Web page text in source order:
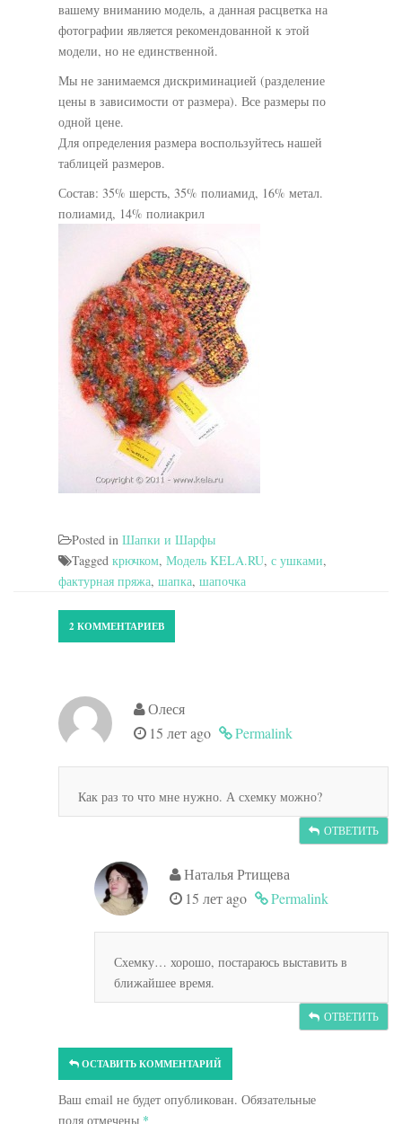
вашему вниманию модель, а данная расцветка на
фотографии является рекомендованной к этой
модели, но не единственной.
Мы не занимаемся дискриминацией (разделение
цены в зависимости от размера). Все размеры по
одной цене.
Для определения размера воспользуйтесь нашей
таблицей размеров.
Состав: 35% шерсть, 35% полиамид, 16% метал.
полиамид, 14% полиакрил
Posted in Шапки и Шарфы
Tagged крючком, Модель KELA.RU, с ушками,
фактурная пряжа, шапка, шапочка
2 КОММЕНТАРИЕВ
Олеся
15 лет ago
Permalink
Как раз то что мне нужно. А схемку можно?
ОТВЕТИТЬ
Наталья Ртищева
15 лет ago
Permalink
Схемку… хорошо, постараюсь выставить в
ближайшее время.
ОТВЕТИТЬ
ОСТАВИТЬ КОММЕНТАРИЙ
Ваш email не будет опубликован. Обязательные
поля отмечены *